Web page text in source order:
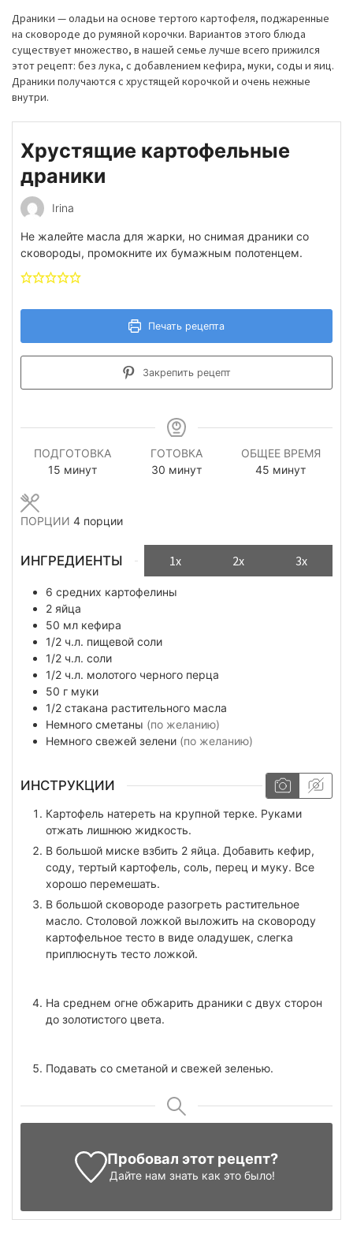
Драники — оладьи на основе тертого картофеля, поджаренные
на сковороде до румяной корочки. Вариантов этого блюда
существует множество, в нашей семье лучше всего прижился
этот рецепт: без лука, с добавлением кефира, муки, соды и яиц.
Драники получаются с хрустящей корочкой и очень нежные
внутри.
Хрустящие картофельные
драники
Irina
Не жалейте масла для жарки, но снимая драники со
сковороды, промокните их бумажным полотенцем.
Печать рецепта
Закрепить рецепт
ПОДГОТОВКА
15 минуты
минут
ГОТОВКА
30 минуты
минут
ОБЩЕЕ ВРЕМЯ
45 минуты
минут
ПОРЦИИ 4 порции
ИНГРЕДИЕНТЫ 1x 2x 3x
6 средних картофелины
2 яйца
50 мл кефира
1/2 ч.л. пищевой соли
1/2 ч.л. соли
1/2 ч.л. молотого черного перца
50 г муки
1/2 стакана растительного масла
Немного сметаны (по желанию)
Немного свежей зелени (по желанию)
ИНСТРУКЦИИ
Картофель натереть на крупной терке. Руками
отжать лишнюю жидкость.
В большой миске взбить 2 яйца. Добавить кефир,
соду, тертый картофель, соль, перец и муку. Все
хорошо перемешать.
В большой сковороде разогреть растительное
масло. Столовой ложкой выложить на сковороду
картофельное тесто в виде оладушек, слегка
приплюснуть тесто ложкой.
На среднем огне обжарить драники с двух сторон
до золотистого цвета.
Подавать со сметаной и свежей зеленью.
Пробовал этот рецепт?
Дайте нам знать как это было!